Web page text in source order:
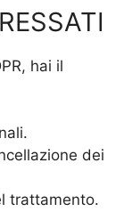
hai il
dei
trattamento.